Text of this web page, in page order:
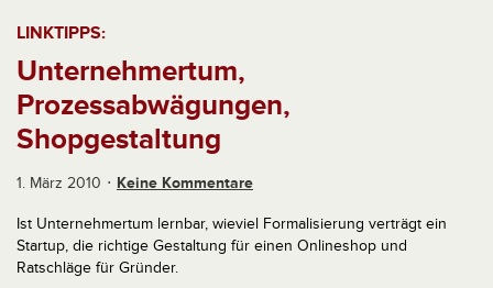
LINKTIPPS:
Unternehmertum,
Prozessabwägungen,
Shopgestaltung
1. März 2010 Keine Kommentare
Ist Unternehmertum lernbar, wieviel Formalisierung verträgt ein
Startup, die richtige Gestaltung für einen Onlineshop und
Ratschläge für Gründer.